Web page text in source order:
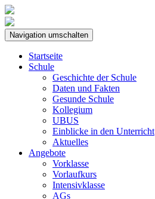
Navigation umschalten
Startseite
Schule
Geschichte der Schule
Daten und Fakten
Gesunde Schule
Kollegium
UBUS
Einblicke in den Unterricht
Aktuelles
Angebote
Vorklasse
Vorlaufkurs
Intensivklasse
AGs